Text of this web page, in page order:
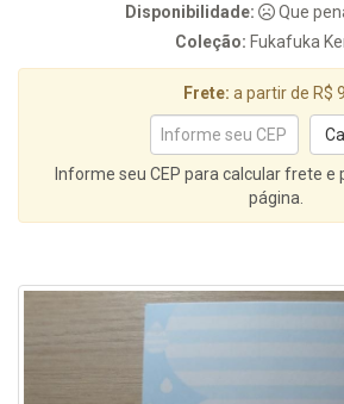
Disponibilidade:
Que
Coleção: Fukafuka
Frete: a partir de R$
Informe seu CEP para calcular frete e
página.